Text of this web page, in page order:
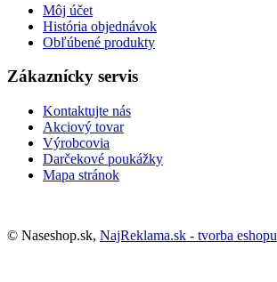
Môj účet
História objednávok
Obľúbené produkty
Zákaznícky servis
Kontaktujte nás
Akciový tovar
Výrobcovia
Darčekové poukážky
Mapa stránok
© Naseshop.sk, NajReklama.sk - tvorba eshopu